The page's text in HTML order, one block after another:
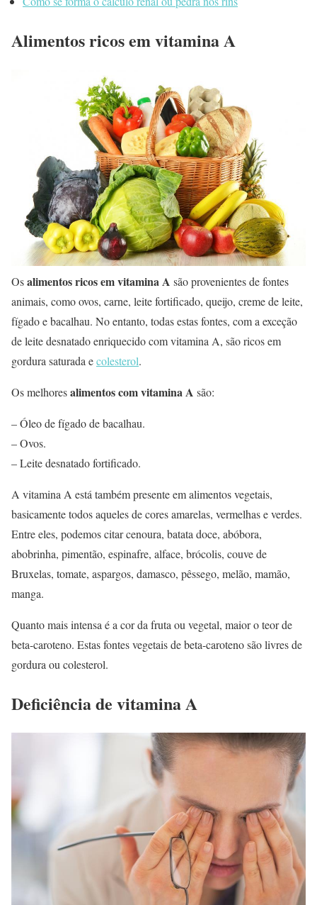
Alimentos ricos em vitamina A
Osalimentos ricos em vitamina A são provenientes de fontes
animais, como ovos, carne, leite fortificado, queijo, creme de leite,
fígado e bacalhau. No entanto, todas estas fontes, com a exceção
de leite desnatado enriquecido com vitamina A, são ricos em
gordura saturada ecolesterol.
Os melhoresalimentos com vitamina A são:
– Óleo de fígado de bacalhau.
– Ovos.
– Leite desnatado fortificado.
A vitamina A está também presente em alimentos vegetais,
basicamente todos aqueles de cores amarelas, vermelhas e verdes.
Entre eles, podemos citar cenoura, batata doce, abóbora,
abobrinha, pimentão, espinafre, alface, brócolis, couve de
Bruxelas, tomate, aspargos, damasco, pêssego, melão, mamão,
manga.
Quanto mais intensa é a cor da fruta ou vegetal, maior o teor de
beta-caroteno. Estas fontes vegetais de beta-caroteno são livres de
gordura ou colesterol.
Deficiência de vitamina A